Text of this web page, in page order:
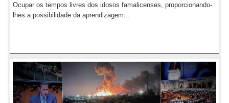
Ocupar os tempos livres dos idosos famalicenses, proporcionando-
lhes a possibilidade da aprendizagem...